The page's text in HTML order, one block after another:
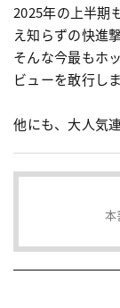
2025年の上半期
え知らずの快進
そんな今最もホ
ビューを敢行し
他にも、大人気
本